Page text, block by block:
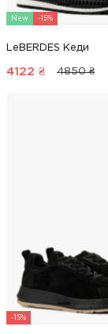
New -15%
LeBERDES Кеди
4122 ₴ 4850 ₴
-15%